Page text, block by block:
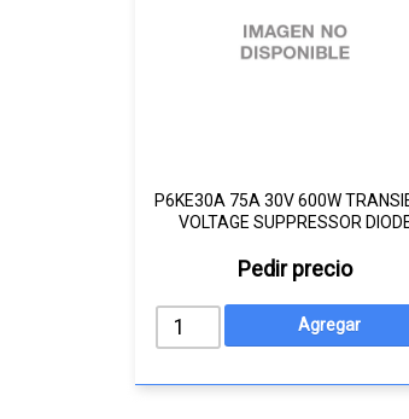
P6KE30A 75A 30V 600W
VOLTAGE SUPPRESSOR
Pedir precio